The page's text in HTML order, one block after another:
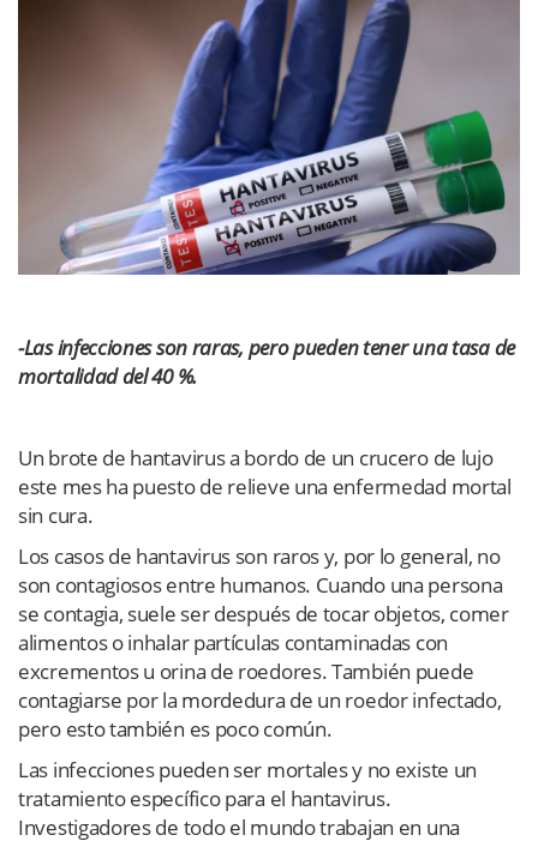
-Las infecciones son raras, pero pueden tener una tasa de
mortalidad del 40 %.
Un brote de hantavirus a bordo de un crucero de lujo
este mes ha puesto de relieve una enfermedad mortal
sin cura.
Los casos de hantavirus son raros y, por lo general, no
son contagiosos entre humanos. Cuando una persona
se contagia, suele ser después de tocar objetos, comer
alimentos o inhalar partículas contaminadas con
excrementos u orina de roedores. También puede
contagiarse por la mordedura de un roedor infectado,
pero esto también es poco común.
Las infecciones pueden ser mortales y no existe un
tratamiento específico para el hantavirus.
Investigadores de todo el mundo trabajan en una